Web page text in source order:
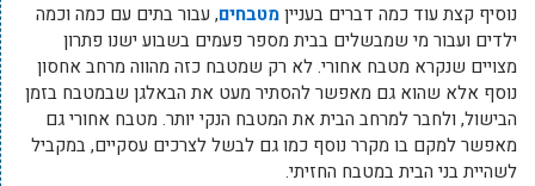
נוסיף קצת עוד כמה דברים בענייןמטבחים, עבור בתים עם כמה וכמה
ילדים ועבור מי שמבשלים בבית מספר פעמים בשבוע ישנו פתרון
מצויים שנקרא מטבח אחורי. לא רק שמטבח כזה מהווה מרחב אחסון
נוסף אלא שהוא גם מאפשר להסתיר מעט את הבאלגן שבמטבח בזמן
הבישול, ולחבר למרחב הבית את המטבח הנקי יותר. מטבח אחורי גם
מאפשר למקם בו מקרר נוסף כמו גם לבשל לצרכים עסקיים, במקביל
לשהיית בני הבית במטבח החזיתי.